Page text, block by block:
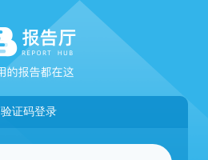
验证码登录